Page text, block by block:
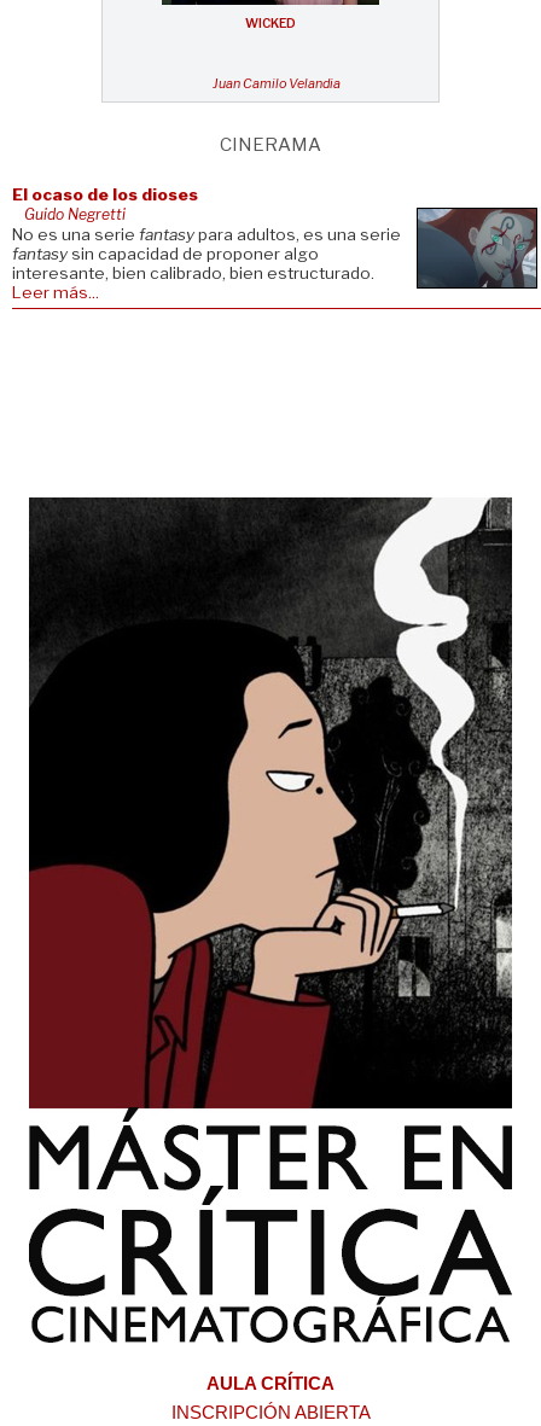
WICKED
Juan Camilo Velandia
CINERAMA
El ocaso de los dioses
Guido Negretti
No es una serie fantasypara adultos, es una serie
fantasy sin capacidad de proponer algo
interesante, bien calibrado, bien estructurado.
Leer más...
AULA CRÍTICA
INSCRIPCIÓN ABIERTA